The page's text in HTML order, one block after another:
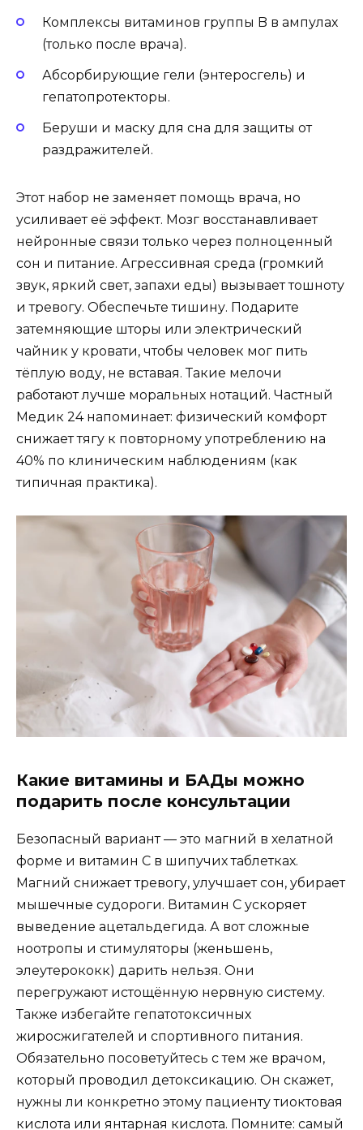
Комплексы витаминов группы B в ампулах
(только после врача).
Абсорбирующие гели (энтеросгель) и
гепатопротекторы.
Беруши и маску для сна для защиты от
раздражителей.
Этот набор не заменяет помощь врача, но
усиливает её эффект. Мозг восстанавливает
нейронные связи только через полноценный
сон и питание. Агрессивная среда (громкий
звук, яркий свет, запахи еды) вызывает тошноту
и тревогу. Обеспечьте тишину. Подарите
затемняющие шторы или электрический
чайник у кровати, чтобы человек мог пить
тёплую воду, не вставая. Такие мелочи
работают лучше моральных нотаций. Частный
Медик 24 напоминает: физический комфорт
снижает тягу к повторному употреблению на
40% по клиническим наблюдениям (как
типичная практика).
Какие витамины и БАДы можно
подарить после консультации
Безопасный вариант — это магний в хелатной
форме и витамин C в шипучих таблетках.
Магний снижает тревогу, улучшает сон, убирает
мышечные судороги. Витамин C ускоряет
выведение ацетальдегида. А вот сложные
ноотропы и стимуляторы (женьшень,
элеутерококк) дарить нельзя. Они
перегружают истощённую нервную систему.
Также избегайте гепатотоксичных
жиросжигателей и спортивного питания.
Обязательно посоветуйтесь с тем же врачом,
который проводил детоксикацию. Он скажет,
нужны ли конкретно этому пациенту тиоктовая
кислота или янтарная кислота. Помните: самый